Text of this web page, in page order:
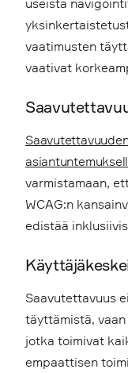
useista
vaatimusten
vaativat
varmistamaan,
WCAG:n
edistää
Saavutettavuus
täyttämistä,
jotka toimivat
empaattisen